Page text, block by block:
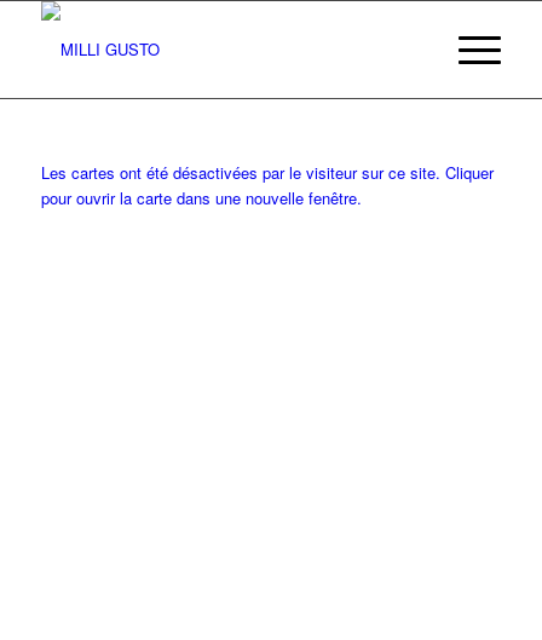
Les cartes ont été désactivées par le visiteur sur ce site. Cliquer
pour ouvrir la carte dans une nouvelle fenêtre.